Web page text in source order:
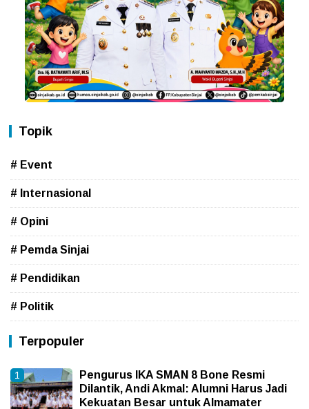
Topik
# Event
# Internasional
# Opini
# Pemda Sinjai
# Pendidikan
# Politik
Terpopuler
Pengurus IKA SMAN 8 Bone Resmi
Dilantik, Andi Akmal: Alumni Harus Jadi
Kekuatan Besar untuk Almamater